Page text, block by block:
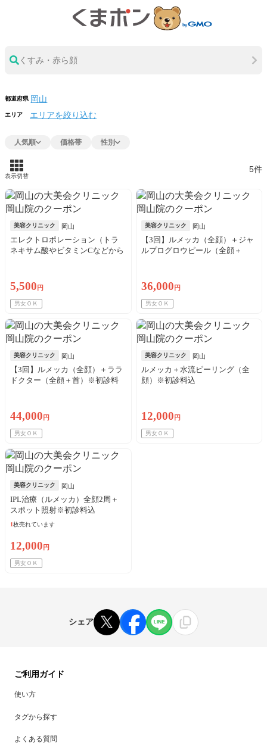
くすみ・赤ら顔
都道府県
エリア エリアを絞り込む
人気順 価格帯 性別
表示切替
5件
美容クリニック 岡山
エレクトロポレーション（トラ
ネキサム酸やビタミンCなどから
5,500 円
男女ＯＫ
美容クリニック 岡山
【3回】ルメッカ（全顔）＋ジャ
ルプログロウピール（全顔＋
36,000 円
男女ＯＫ
美容クリニック 岡山
【3回】ルメッカ（全顔）＋ララ
ドクター（全顔＋首）※初診料
44,000 円
男女ＯＫ
美容クリニック 岡山
ルメッカ＋水流ピーリング（全
顔）※初診料込
12,000 円
男女ＯＫ
美容クリニック 岡山
IPL治療（ルメッカ）全顔2周＋
スポット照射※初診料込
1枚売れています
12,000 円
男女ＯＫ
シェア
ご利用ガイド
使い方
タグから探す
よくある質問